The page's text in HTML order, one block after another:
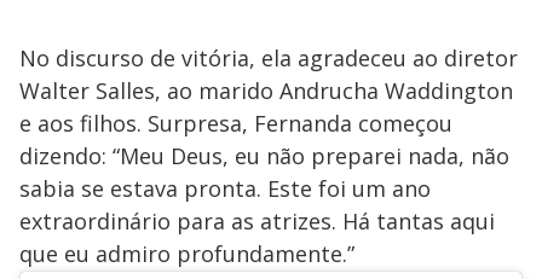
No discurso de vitória, ela agradeceu ao diretor
Walter Salles, ao marido Andrucha Waddington
e aos filhos. Surpresa, Fernanda começou
dizendo: “Meu Deus, eu não preparei nada, não
sabia se estava pronta. Este foi um ano
extraordinário para as atrizes. Há tantas aqui
que eu admiro profundamente.”